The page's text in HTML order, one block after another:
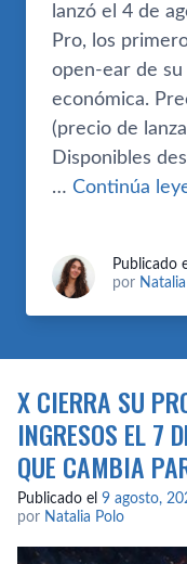
lanzó el 4 de
Pro, los
open-ear de su
económica.
(precio de
Disponibles
… Continúa
Publicado
por
X CIERRA SU
INGRESOS EL 7
QUE CAMBIA
Publicado el 9 agosto,
por Natalia Polo